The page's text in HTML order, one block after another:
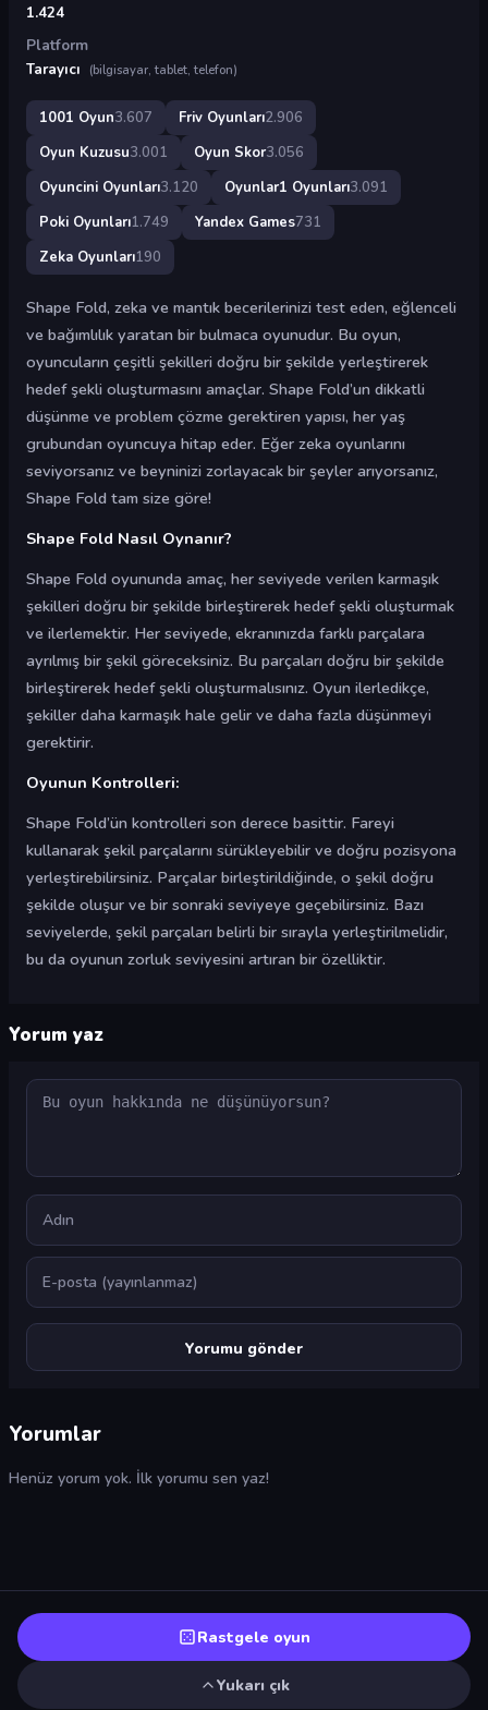
1.424
Platform
Tarayıcı
(bilgisayar, tablet, telefon)
1001 Oyun3.607 Friv Oyunları2.906
Oyun Kuzusu3.001 Oyun Skor3.056
Oyuncini Oyunları3.120 Oyunlar1 Oyunları3.091
Poki Oyunları1.749 Yandex Games731
Zeka Oyunları190
Shape Fold, zeka ve mantık becerilerinizi test eden, eğlenceli
ve bağımlılık yaratan bir bulmaca oyunudur. Bu oyun,
oyuncuların çeşitli şekilleri doğru bir şekilde yerleştirerek
hedef şekli oluşturmasını amaçlar. Shape Fold’un dikkatli
düşünme ve problem çözme gerektiren yapısı, her yaş
grubundan oyuncuya hitap eder. Eğer zeka oyunlarını
seviyorsanız ve beyninizi zorlayacak bir şeyler arıyorsanız,
Shape Fold tam size göre!
Shape Fold Nasıl Oynanır?
Shape Fold oyununda amaç, her seviyede verilen karmaşık
şekilleri doğru bir şekilde birleştirerek hedef şekli oluşturmak
ve ilerlemektir. Her seviyede, ekranınızda farklı parçalara
ayrılmış bir şekil göreceksiniz. Bu parçaları doğru bir şekilde
birleştirerek hedef şekli oluşturmalısınız. Oyun ilerledikçe,
şekiller daha karmaşık hale gelir ve daha fazla düşünmeyi
gerektirir.
Oyunun Kontrolleri:
Shape Fold’ün kontrolleri son derece basittir. Fareyi
kullanarak şekil parçalarını sürükleyebilir ve doğru pozisyona
yerleştirebilirsiniz. Parçalar birleştirildiğinde, o şekil doğru
şekilde oluşur ve bir sonraki seviyeye geçebilirsiniz. Bazı
seviyelerde, şekil parçaları belirli bir sırayla yerleştirilmelidir,
bu da oyunun zorluk seviyesini artıran bir özelliktir.
Yorum yaz
Yorum
Ad
E-posta
Yorumlar
Henüz yorum yok. İlk yorumu sen yaz!
Rastgele oyun
Yukarı çık